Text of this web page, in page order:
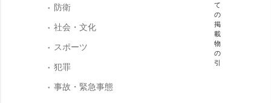
防衛
社会・文化
スポーツ
犯罪
事故・緊急事態
て
の
掲
載
物
の
引